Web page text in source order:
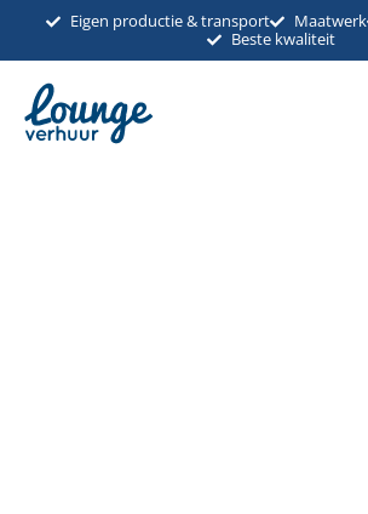
inhoud
Eigen productie & transport Maatwerk
Beste kwaliteit